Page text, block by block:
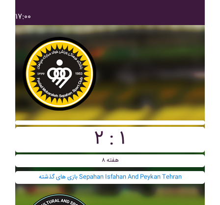
۱۷:۰۰
۲ : ۱
هفته ۸
بازی های گذشته Sepahan Isfahan And Peykan Tehran